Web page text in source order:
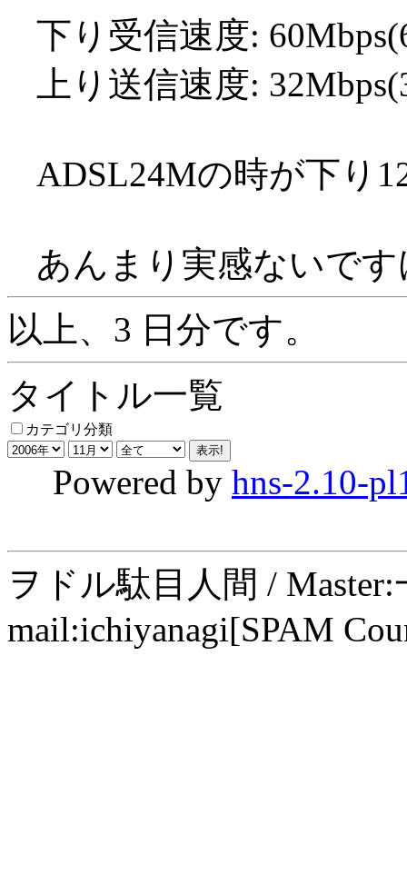
下り受信速度:
上り送信速度:
ADSL24Mの時が下り
あんまり実感ないで
以上、3 日分です。
タイトル一覧
カテゴリ分類
Powered by hns-2.10-
ヲドル駄目人間 /
mail:ichiyanagi[SPAM